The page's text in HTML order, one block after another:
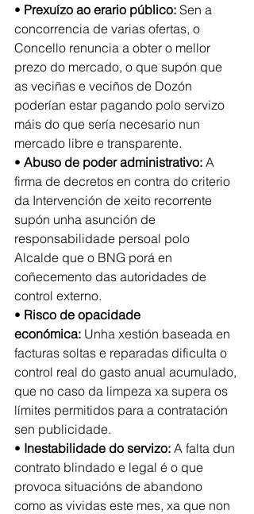
• Prexuízo ao erario público: Sen a
concorrencia de varias ofertas, o
Concello renuncia a obter o mellor
prezo do mercado, o que supón que
as veciñas e veciños de Dozón
poderían estar pagando polo servizo
máis do que sería necesario nun
mercado libre e transparente.
• Abuso de poder administrativo: A
firma de decretos en contra do criterio
da Intervención de xeito recorrente
supón unha asunción de
responsabilidade persoal polo
Alcalde que o BNG porá en
coñecemento das autoridades de
control externo.
• Risco de opacidade
económica: Unha xestión baseada en
facturas soltas e reparadas dificulta o
control real do gasto anual acumulado,
que no caso da limpeza xa supera os
límites permitidos para a contratación
sen publicidade.
• Inestabilidade do servizo: A falta dun
contrato blindado e legal é o que
provoca situacións de abandono
como as vividas este mes, xa que non